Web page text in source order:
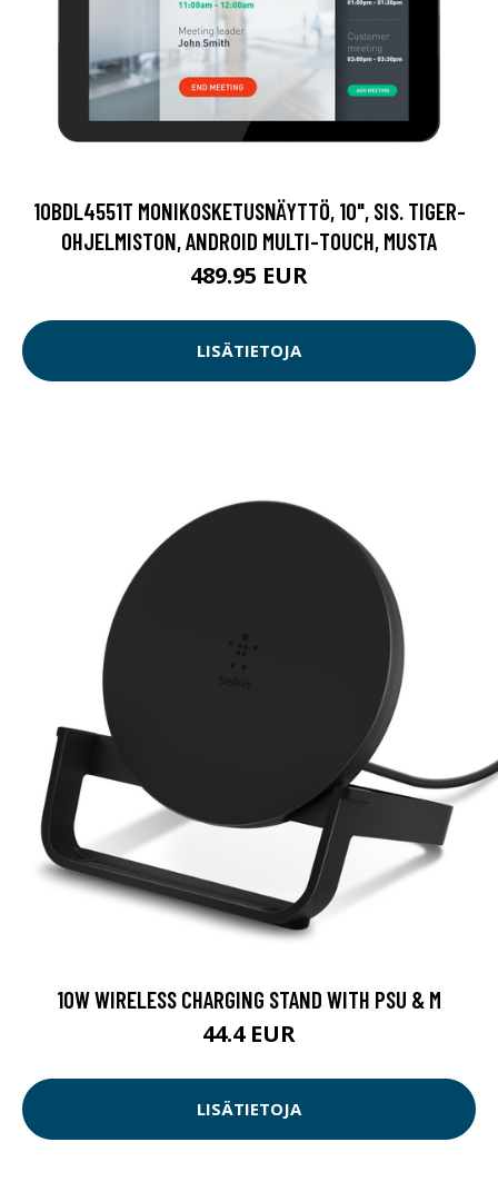
10BDL4551T MONIKOSKETUSNÄYTTÖ, 10", SIS. TIGER-
OHJELMISTON, ANDROID MULTI-TOUCH, MUSTA
489.95 EUR
LISÄTIETOJA
10W WIRELESS CHARGING STAND WITH PSU & M
44.4 EUR
LISÄTIETOJA